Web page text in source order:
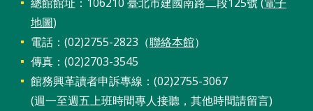
網
兒
地圖)
電話：(02)2755-2823（聯絡本館）
傳真：(02)2703-3545
館務興革讀者申訴專線：(02)2755-3067
(週一至週五上班時間專人接聽，其他時間請留言)